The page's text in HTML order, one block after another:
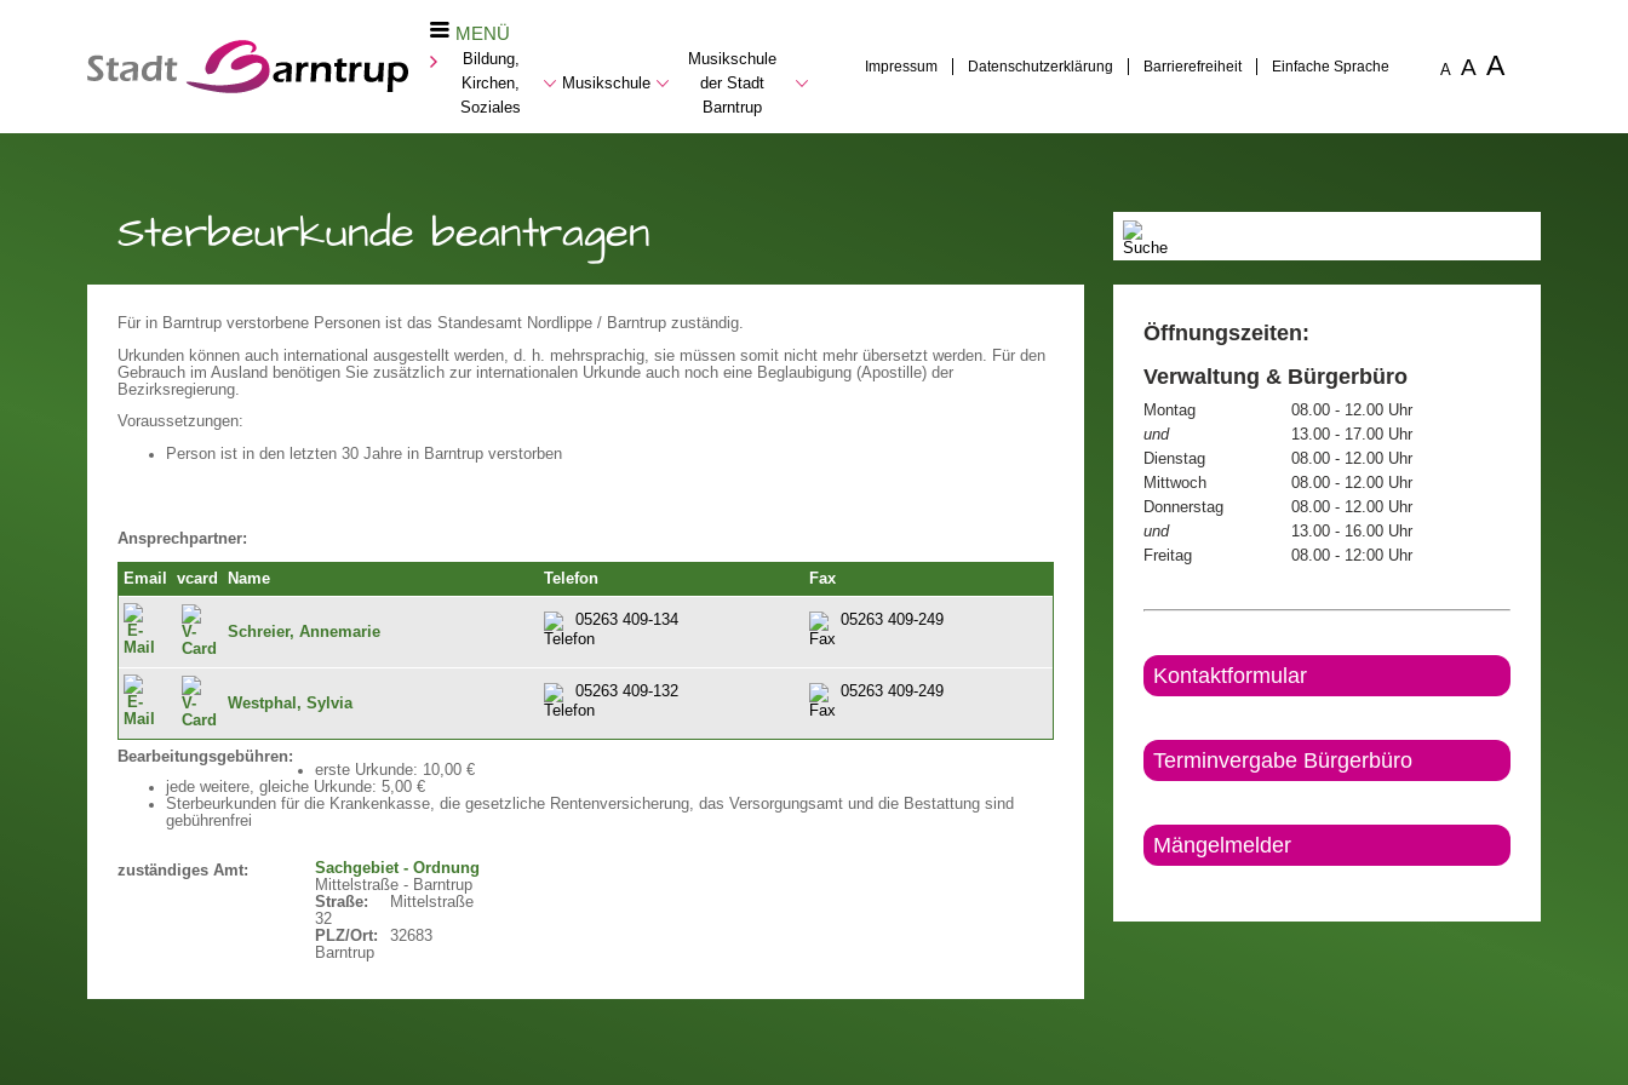
MENÜ
Bildung,
Kirchen,
Soziales
Musikschule
Musikschule
der Stadt
Barntrup
Impressum Datenschutzerklärung Barrierefreiheit Einfache Sprache A A A
Sterbeurkunde beantragen
Für in Barntrup verstorbene Personen ist das Standesamt Nordlippe / Barntrup zuständig.
Urkunden können auch international ausgestellt werden, d. h. mehrsprachig, sie müssen somit nicht mehr übersetzt werden. Für den
Gebrauch im Ausland benötigen Sie zusätzlich zur internationalen Urkunde auch noch eine Beglaubigung (Apostille) der
Bezirksregierung.
Voraussetzungen:
Person ist in den letzten 30 Jahre in Barntrup verstorben
Ansprechpartner:
Email vcard Name Telefon Fax
Schreier, Annemarie
05263 409-134 05263 409-249
Westphal, Sylvia
05263 409-132 05263 409-249
Bearbeitungsgebühren:
erste Urkunde: 10,00 €
jede weitere, gleiche Urkunde: 5,00 €
Sterbeurkunden für die Krankenkasse, die gesetzliche Rentenversicherung, das Versorgungsamt und die Bestattung sind
gebührenfrei
zuständiges Amt:
Sachgebiet - Ordnung
Mittelstraße - Barntrup
Straße:
Mittelstraße
32
PLZ/Ort:
32683
Barntrup
Öffnungszeiten:
Verwaltung & Bürgerbüro
Montag
08.00 - 12.00 Uhr
und
13.00 - 17.00 Uhr
Dienstag
08.00 - 12.00 Uhr
Mittwoch
08.00 - 12.00 Uhr
Donnerstag
08.00 - 12.00 Uhr
und
13.00 - 16.00 Uhr
Freitag
08.00 - 12:00 Uhr
Kontaktformular
Terminvergabe Bürgerbüro
Mängelmelder